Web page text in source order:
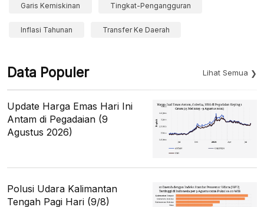
Garis Kemiskinan Tingkat-Pengangguran
Inflasi Tahunan Transfer Ke Daerah
Data Populer Lihat Semua
Update Harga Emas Hari Ini
Antam di Pegadaian (9
Agustus 2026)
Polusi Udara Kalimantan
Tengah Pagi Hari (9/8)